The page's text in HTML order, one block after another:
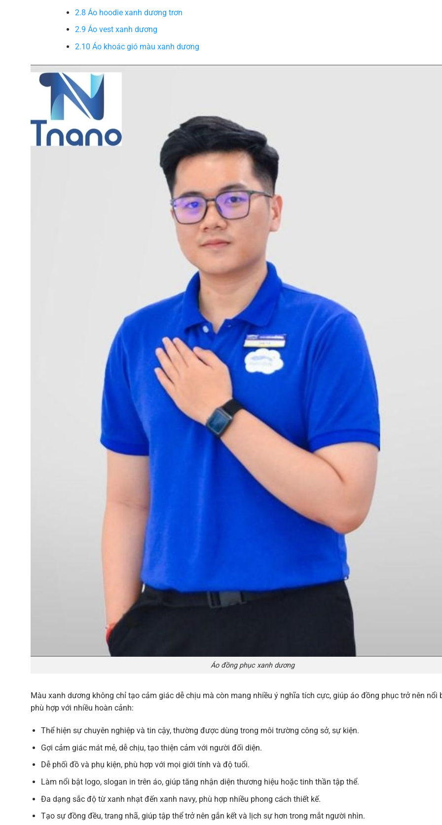
2.8 Áo hoodie xanh dương trơn
2.9 Áo vest xanh dương
2.10 Áo khoác gió màu xanh dương
Áo đồng phục xanh dương
Màu xanh dương không chỉ tạo cảm giác dễ chịu mà còn mang nhiều ý nghĩa tích cực, giúp áo đồng phục trở nên nổi
phù hợp với nhiều hoàn cảnh:
Thể hiện sự chuyên nghiệp và tin cậy, thường được dùng trong môi trường công sở, sự kiện.
Gợi cảm giác mát mẻ, dễ chịu, tạo thiện cảm với người đối diện.
Dễ phối đồ và phụ kiện, phù hợp với mọi giới tính và độ tuổi.
Làm nổi bật logo, slogan in trên áo, giúp tăng nhận diện thương hiệu hoặc tinh thần tập thể.
Đa dạng sắc độ từ xanh nhạt đến xanh navy, phù hợp nhiều phong cách thiết kế.
Tạo sự đồng đều, trang nhã, giúp tập thể trở nên gắn kết và lịch sự hơn trong mắt người nhìn.